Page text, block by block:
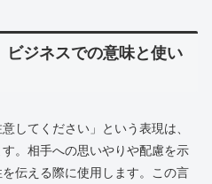
ビジネスでの意味と使い
してください」という表現は、
。相手への思いやりや配慮を示
伝える際に使用します。この言